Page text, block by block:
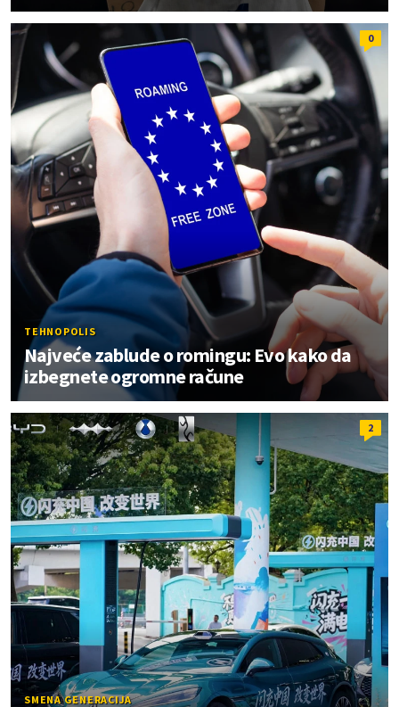
0
TEHNOPOLIS
Najveće zablude o romingu: Evo kako da
izbegnete ogromne račune
2
SMENA GENERACIJA